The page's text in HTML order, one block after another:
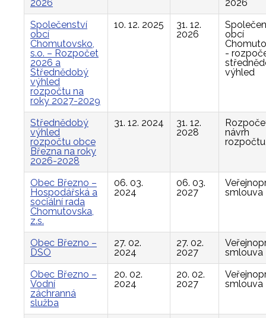
2026
2026
Společenství
obcí
Chomutovsko,
s.o. – Rozpočet
2026 a
Střednědobý
výhled
rozpočtu na
roky 2027-2029
10. 12. 2025
31. 12.
2026
obcí
-
výhled
Střednědobý
výhled
rozpočtu obce
Března na roky
2026-2028
31. 12. 2024
31. 12.
2028
návrh
rozpočtu
Obec Březno –
Hospodářská a
sociální rada
Chomutovska,
z.s.
06. 03.
2024
06. 03.
2027
smlouva
Obec Březno –
DSO
27. 02.
2024
27. 02.
2027
smlouva
Obec Březno –
Vodní
záchranná
služba
20. 02.
2024
20. 02.
2027
smlouva